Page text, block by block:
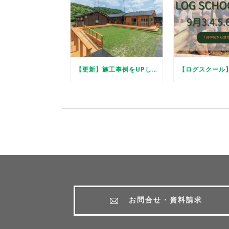
【更新】施工事例をUPしました
お問合せ・資料請求